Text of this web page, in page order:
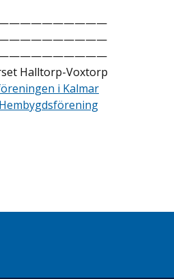
Halltorp-Voxtorp
i Kalmar